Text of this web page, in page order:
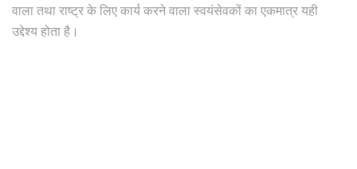
वाला तथा राष्ट्र के लिए कार्य करने वाला स्वयंसेवकों का एकमात्र यही
उद्देश्य होता है।